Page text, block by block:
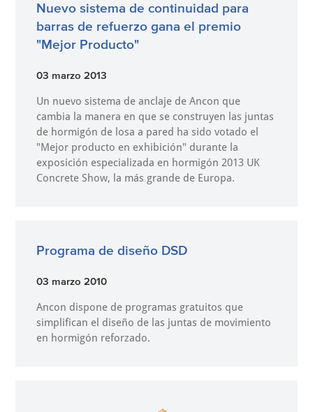
Nuevo sistema de continuidad para
barras de refuerzo gana el premio
"Mejor Producto"
03 marzo 2013
Un nuevo sistema de anclaje de Ancon que
cambia la manera en que se construyen las juntas
de hormigón de losa a pared ha sido votado el
"Mejor producto en exhibición" durante la
exposición especializada en hormigón 2013 UK
Concrete Show, la más grande de Europa.
Programa de diseño DSD
03 marzo 2010
Ancon dispone de programas gratuitos que
simplifican el diseño de las juntas de movimiento
en hormigón reforzado.